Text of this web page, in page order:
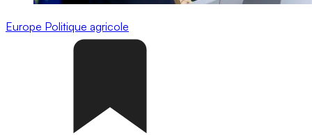
Europe Politique agricole